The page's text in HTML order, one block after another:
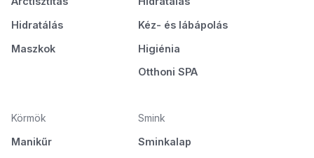
Hidratálás
Maszkok
Kéz- és lábápolás
Higiénia
Otthoni SPA
Körmök
Manikűr
Smink
Sminkalap